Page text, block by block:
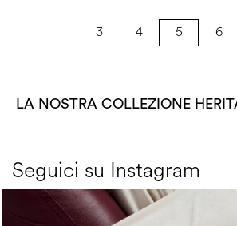
3 4 5 6
LA NOSTRA COLLEZIONE
Seguici su Instagram